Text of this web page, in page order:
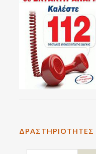
ΔΡΑΣΤΗΡΙΌΤΗΤΕΣ